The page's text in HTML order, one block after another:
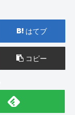
はてブ
コピー